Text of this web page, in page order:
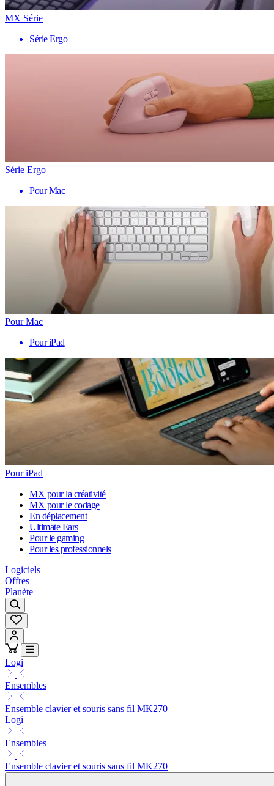
MX Série
Série Ergo
Série Ergo
Pour Mac
Pour Mac
Pour iPad
Pour iPad
MX pour la créativité
MX pour le codage
En déplacement
Ultimate Ears
Pour le gaming
Pour les professionnels
Logiciels
Offres
Planète
Logi
Ensembles
Ensemble clavier et souris sans fil MK270
Logi
Ensembles
Ensemble clavier et souris sans fil MK270